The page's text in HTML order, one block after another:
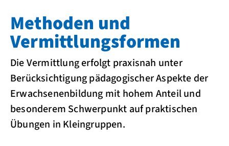
Methoden und
Vermittlungsformen
Die Vermittlung erfolgt praxisnah unter
Berücksichtigung pädagogischer Aspekte der
Erwachsenenbildung mit hohem Anteil und
besonderem Schwerpunkt auf praktischen
Übungen in Kleingruppen.